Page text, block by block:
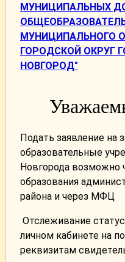
МУНИЦИПАЛЬНЫХ
МУНИЦИПАЛЬНОГО
ГОРОДСКОЙ ОКРУГ
НОВГОРОД"
Подать заявление на
образовательные
Новгорода возможно
образования
района и через МФЦ
Отслеживание
личном кабинете на
реквизитам